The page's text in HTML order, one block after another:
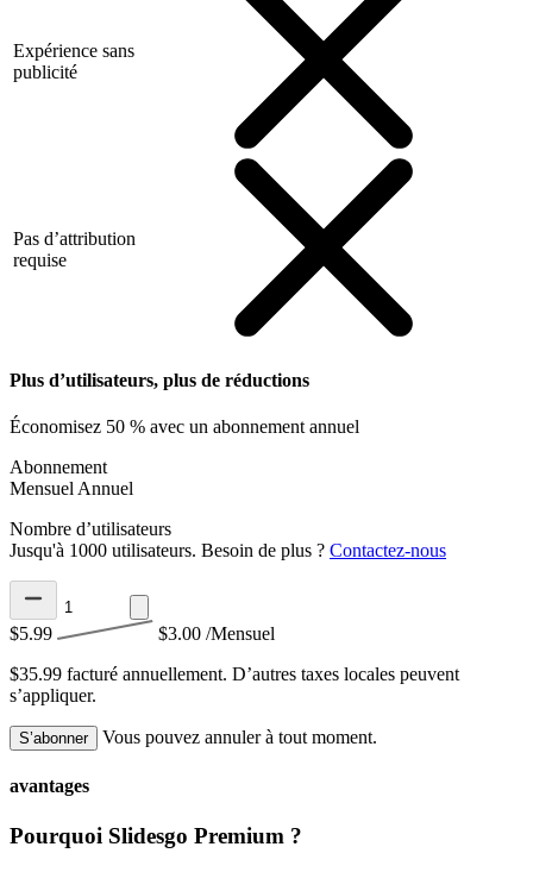
Expérience sans
publicité
Pas d’attribution
requise
Plus d’utilisateurs, plus de réductions
Économisez 50 % avec un abonnement annuel
Abonnement
Mensuel Annuel
Nombre d’utilisateurs
Jusqu'à 1000 utilisateurs. Besoin de plus ? Contactez-nous
$5.99 $3.00 /Mensuel
$35.99 facturé annuellement. D’autres taxes locales peuvent
s’appliquer.
S’abonner Vous pouvez annuler à tout moment.
avantages
Pourquoi Slidesgo Premium ?